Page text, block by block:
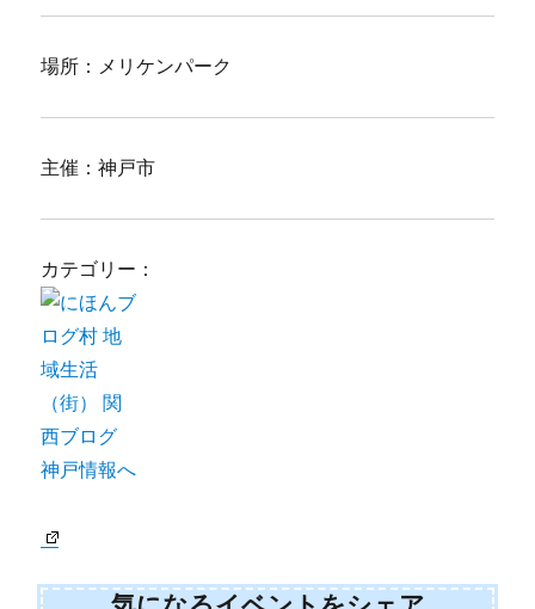
場所：メリケンパーク
主催：神戸市
カテゴリー：